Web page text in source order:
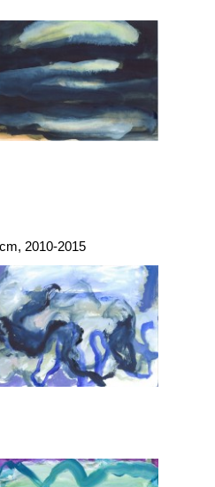
2010-2015